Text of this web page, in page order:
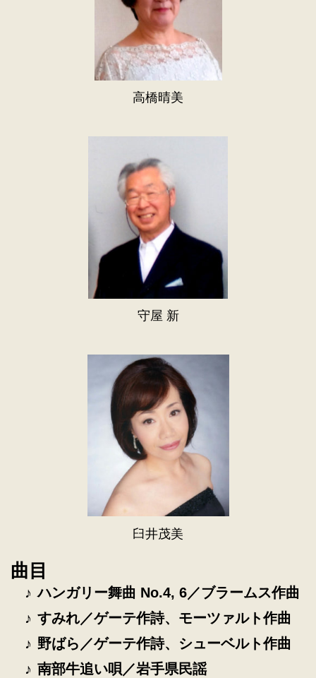
高橋晴美
守屋 新
臼井茂美
曲目
ハンガリー舞曲 No.4, 6／ブラームス作曲
すみれ／ゲーテ作詩、モーツァルト作曲
野ばら／ゲーテ作詩、シューベルト作曲
南部牛追い唄／岩手県民謡